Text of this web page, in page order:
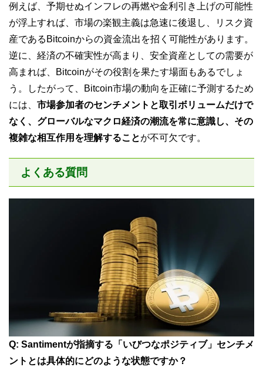
例えば、予期せぬインフレの再燃や金利引き上げの可能性
が浮上すれば、市場の楽観主義は急速に後退し、リスク資
産であるBitcoinからの資金流出を招く可能性があります。
逆に、経済の不確実性が高まり、安全資産としての需要が
高まれば、Bitcoinがその役割を果たす場面もあるでしょ
う。したがって、Bitcoin市場の動向を正確に予測するため
には、 市場参加者のセンチメントと取引ボリュームだけで
なく、グローバルなマクロ経済の潮流を常に意識し、その
複雑な相互作用を理解することが不可欠です。
よくある質問
Q: Santimentが指摘する「いびつなポジティブ」センチメ
ントとは具体的にどのような状態ですか？